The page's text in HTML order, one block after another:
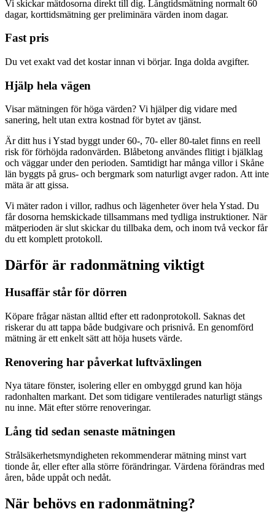
Vi skickar mätdosorna direkt till dig. Långtidsmätning normalt 60
dagar, korttidsmätning ger preliminära värden inom dagar.
Fast pris
Du vet exakt vad det kostar innan vi börjar. Inga dolda avgifter.
Hjälp hela vägen
Visar mätningen för höga värden? Vi hjälper dig vidare med
sanering, helt utan extra kostnad för bytet av tjänst.
Är ditt hus i Ystad byggt under 60-, 70- eller 80-talet finns en reell
risk för förhöjda radonvärden. Blåbetong användes flitigt i bjälklag
och väggar under den perioden. Samtidigt har många villor i Skåne
län byggts på grus- och bergmark som naturligt avger radon. Att inte
mäta är att gissa.
Vi mäter radon i villor, radhus och lägenheter över hela Ystad. Du
får dosorna hemskickade tillsammans med tydliga instruktioner. När
mätperioden är slut skickar du tillbaka dem, och inom två veckor får
du ett komplett protokoll.
Därför är radonmätning viktigt
Husaffär står för dörren
Köpare frågar nästan alltid efter ett radonprotokoll. Saknas det
riskerar du att tappa både budgivare och prisnivå. En genomförd
mätning är ett enkelt sätt att höja husets värde.
Renovering har påverkat luftväxlingen
Nya tätare fönster, isolering eller en ombyggd grund kan höja
radonhalten markant. Det som tidigare ventilerades naturligt stängs
nu inne. Mät efter större renoveringar.
Lång tid sedan senaste mätningen
Strålsäkerhetsmyndigheten rekommenderar mätning minst vart
tionde år, eller efter alla större förändringar. Värdena förändras med
åren, både uppåt och nedåt.
När behövs en radonmätning?